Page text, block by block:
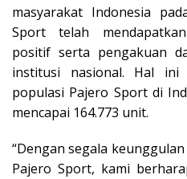
masyarakat Indonesia
Sport telah
positif serta pengakuan
institusi nasional. Hal
populasi Pajero Sport di
mencapai 164.773 unit.
“Dengan segala
Pajero Sport, kami